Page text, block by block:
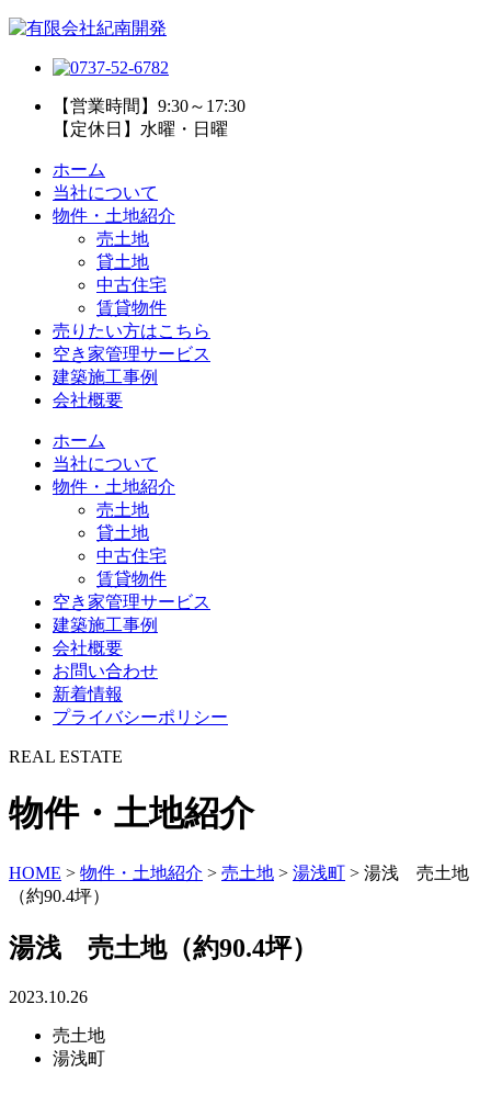
【営業時間】9:30～17:30
【定休日】水曜・日曜
ホーム
当社について
物件・土地紹介
売土地
貸土地
中古住宅
賃貸物件
売りたい方はこちら
空き家管理サービス
建築施工事例
会社概要
ホーム
当社について
物件・土地紹介
売土地
貸土地
中古住宅
賃貸物件
空き家管理サービス
建築施工事例
会社概要
お問い合わせ
新着情報
プライバシーポリシー
REAL ESTATE
物件・土地紹介
HOME > 物件・土地紹介 > 売土地 > 湯浅町 > 湯浅 売土地
（約90.4坪）
湯浅 売土地（約90.4坪）
2023.10.26
売土地
湯浅町